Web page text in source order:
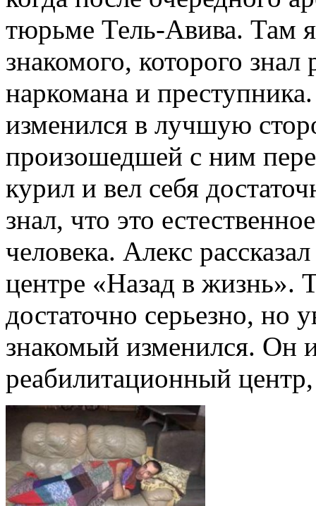
тюрьме Тель-Авива. Там
знакомого, которого
наркомана и
изменился в лучшую
произошедшей с ним
курил и вел себя
знал, что это
человека. Алекс
центре «Назад в жизнь».
достаточно серьезно, но
знакомый изменился. Он
реабилитационный